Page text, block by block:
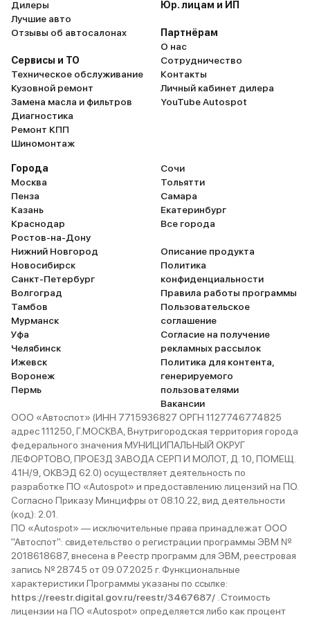
эксплуатации могу сказать, что
машина достойная, отличный
вариант семейного авто.
Дилеры
Лучшие авто
Отзывы об автосалонах
Сервисы и ТО
Техническое обслуживание
Кузовной ремонт
Замена масла и фильтров
Диагностика
Ремонт КПП
Шиномонтаж
Юр. лицам и ИП
Партнёрам
О нас
Сотрудничество
Контакты
Личный кабинет дилера
YouTube Autospot
Города
Москва
Пенза
Казань
Краснодар
Ростов-на-Дону
Нижний Новгород
Новосибирск
Санкт-Петербург
Волгоград
Тамбов
Мурманск
Уфа
Челябинск
Ижевск
Воронеж
Пермь
Сочи
Тольятти
Самара
Екатеринбург
Все города
Описание продукта
Политика
конфиденциальности
Правила работы программы
Пользовательское
соглашение
Согласие на получение
рекламных рассылок
Политика для контента,
генерируемого
пользователями
Вакансии
ООО «Автоспот» (ИНН 7715936827 ОРГН 1127746774825
адрес 111250, Г.МОСКВА, Внутригородская территория города
федерального значения МУНИЦИПАЛЬНЫЙ ОКРУГ
ЛЕФОРТОВО, ПРОЕЗД ЗАВОДА СЕРП И МОЛОТ, Д. 10, ПОМЕЩ.
41Н/9, ОКВЭД 62.0) осуществляет деятельность по
разработке ПО «Autospot» и предоставлению лицензий на ПО.
Согласно Приказу Минцифры от 08.10.22, вид деятельности
(код): 2.01.
ПО «Autospot» — исключительные права принадлежат ООО
"Автоспот": свидетельство о регистрации программы ЭВМ №
2018618687, внесена в Реестр программ для ЭВМ, реестровая
запись № 28745 от 09.07.2025 г. Функциональные
характеристики Программы указаны по ссылке:
https://reestr.digital.gov.ru/reestr/3467687/ . Стоимость
лицензии на ПО «Autospot» определяется либо как процент